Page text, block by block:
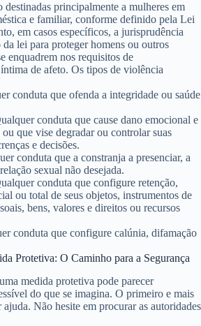
destinadas principalmente a mulheres em
e familiar, conforme definido pela Lei
em casos específicos, a jurisprudência
lei para proteger homens ou outros
enquadrem nos requisitos de
de afeto. Os tipos de violência
conduta que ofenda a integridade ou saúde
conduta que cause dano emocional e
que vise degradar ou controlar suas
e decisões.
conduta que a constranja a presenciar, a
sexual não desejada.
conduta que configure retenção,
ou total de seus objetos, instrumentos de
bens, valores e direitos ou recursos
conduta que configure calúnia, difamação
Protetiva: O Caminho para a Segurança
medida protetiva pode parecer
do que se imagina. O primeiro e mais
ajuda. Não hesite em procurar as autoridades